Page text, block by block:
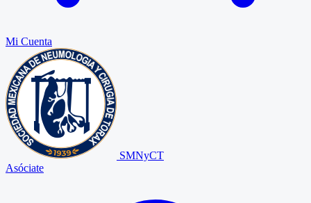
Mi Cuenta
SMNyCT
Asóciate